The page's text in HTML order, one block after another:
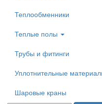
Теплообменники
Теплые полы
Трубы и фитинги
Уплотнительные
Шаровые краны